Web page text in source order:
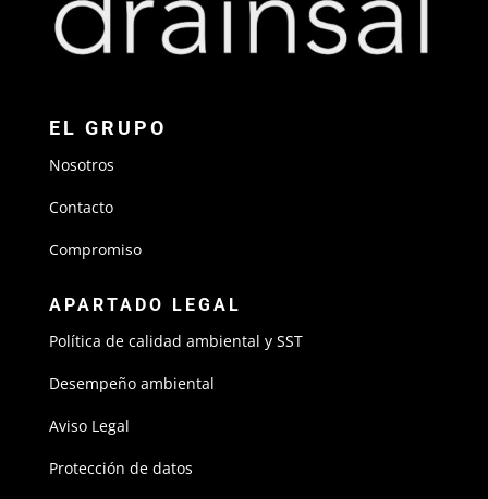
EL GRUPO
Nosotros
Contacto
Compromiso
APARTADO LEGAL
Política de calidad ambiental y SST
Desempeño ambiental
Aviso Legal
Protección de datos